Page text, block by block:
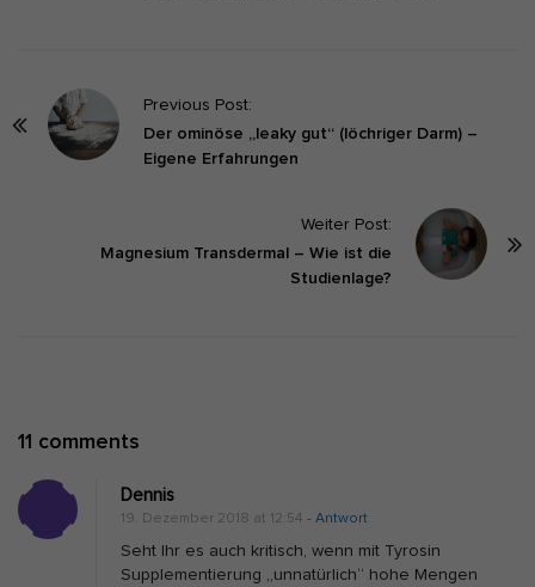
Previous Post:
Der ominöse „leaky gut“ (löchriger Darm) –
Eigene Erfahrungen
Weiter Post:
Magnesium Transdermal – Wie ist die
Studienlage?
11 comments
I
f
Dennis
19. Dezember 2018 at 12:54 - Antwort
Seht Ihr es auch kritisch, wenn mit Tyrosin
Supplementierung „unnatürlich“ hohe Mengen